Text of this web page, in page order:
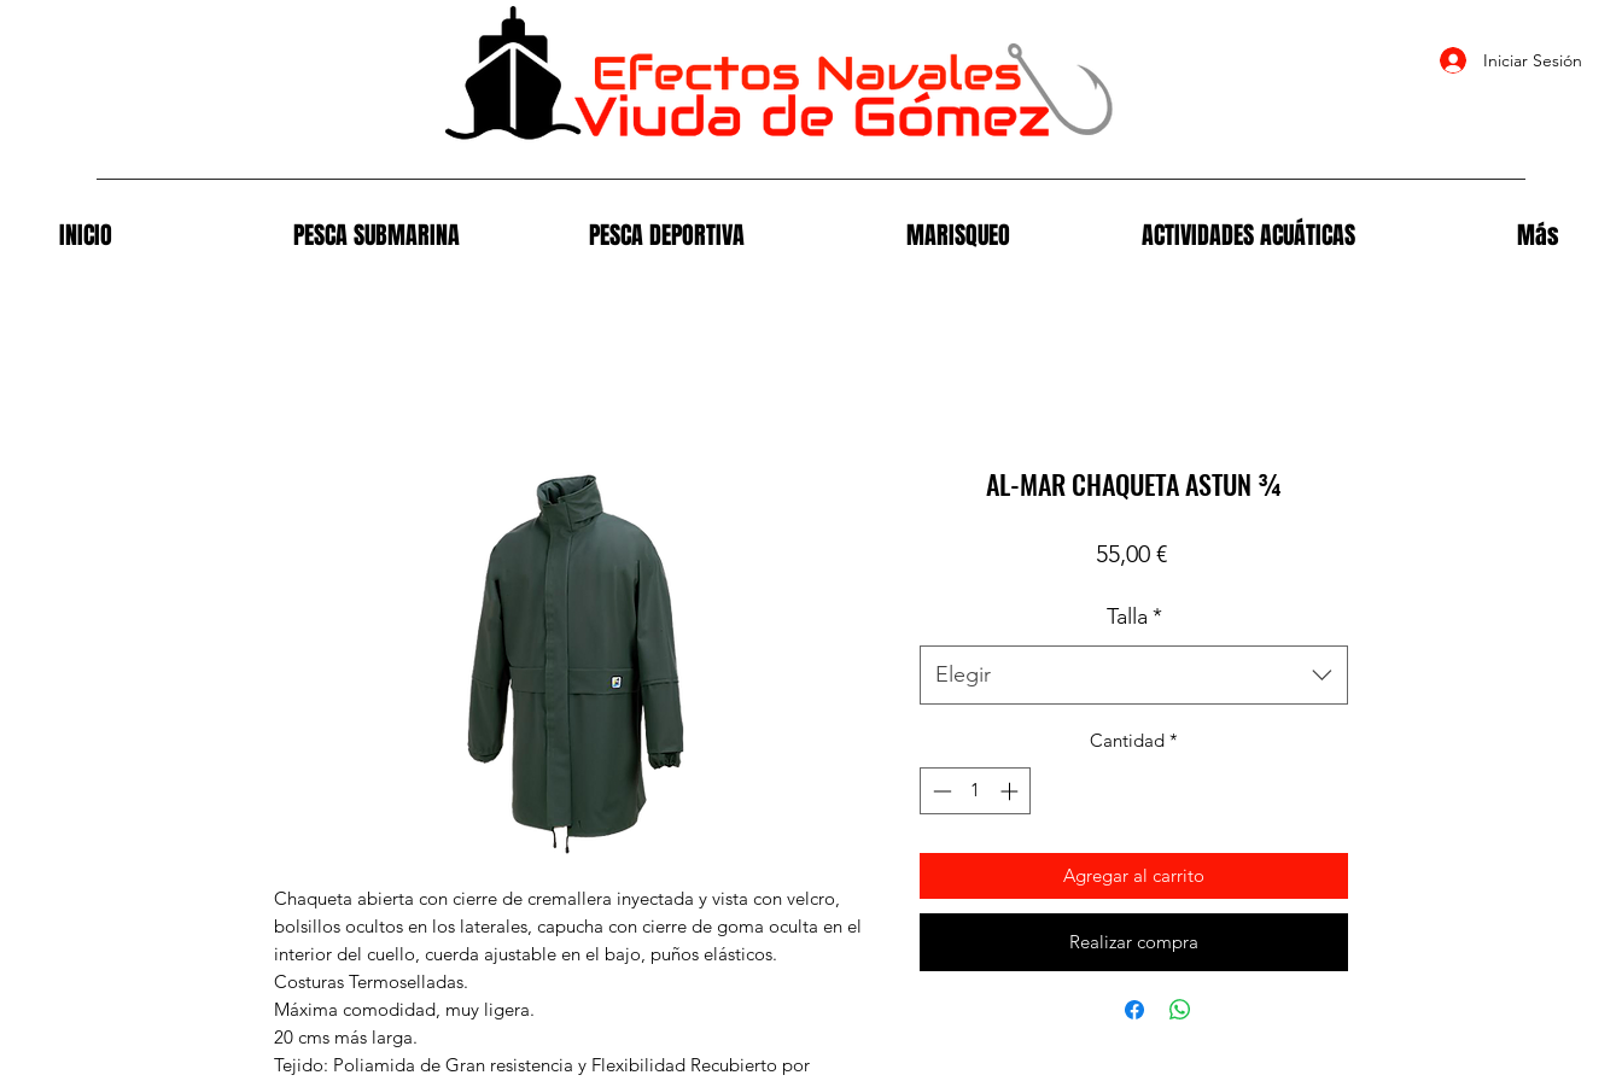
Iniciar Sesión
INICIO PESCA SUBMARINA PESCA DEPORTIVA MARISQUEO ACTIVIDADES ACUÁTICAS Más
Chaqueta abierta con cierre de cremallera inyectada y vista con velcro,
bolsillos ocultos en los laterales, capucha con cierre de goma oculta en el
interior del cuello, cuerda ajustable en el bajo, puños elásticos.
Costuras Termoselladas.
Máxima comodidad, muy ligera.
20 cms más larga.
Tejido: Poliamida de Gran resistencia y Flexibilidad Recubierto por
AL-MAR CHAQUETA ASTUN ¾
55,00 €Precio
Talla *
Elegir
Cantidad *
Agregar al carrito
Realizar compra